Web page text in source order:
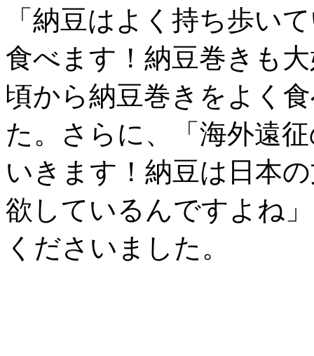
「納豆はよく持ち歩い
食べます！納豆巻きも
頃から納豆巻きをよく
た。さらに、「海外遠
いきます！納豆は日本
欲しているんですよね
くださいました。